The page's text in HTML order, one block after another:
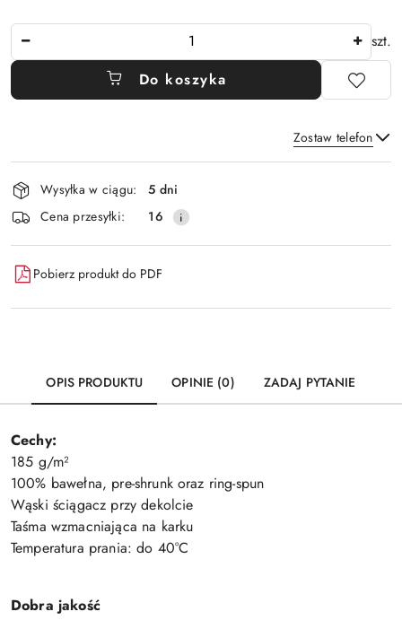
szt.
Do koszyka
Zostaw telefon
Wyślij
Dostępność
i
dostawa
Wysyłka w ciągu:
5 dni
Cena przesyłki:
16
Pobierz produkt do PDF
OPIS PRODUKTU OPINIE (0) ZADAJ PYTANIE
Cechy:
185 g/m²
100% bawełna, pre-shrunk oraz ring-spun
Wąski ściągacz przy dekolcie
Taśma wzmacniająca na karku
Temperatura prania: do 40°C
Dobra jakość